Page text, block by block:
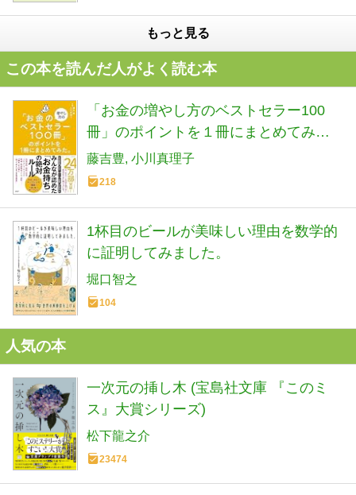
もっと見る
この本を読んだ人がよく読む本
「お金の増やし方のベストセラー100
冊」のポイントを１冊にまとめてみ
た。
藤吉豊 小川真理子
218
1杯目のビールが美味しい理由を数学的
に証明してみました。
堀口智之
104
人気の本
一次元の挿し木 (宝島社文庫 『このミ
ス』大賞シリーズ)
松下龍之介
23474